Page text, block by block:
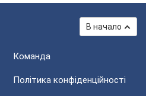
В начало
Команда
Політика конфіденційності